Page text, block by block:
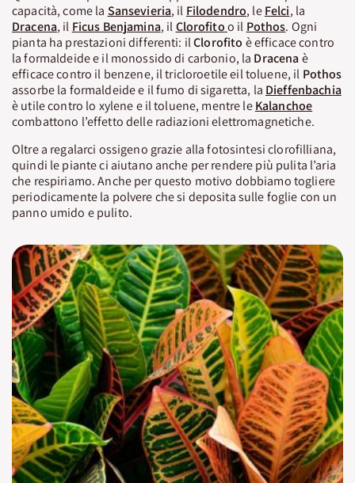
capacità, come la Sansevieria, il Filodendro, leFelci, la
Dracena, il Ficus Benjamina, ilClorofitoo il Pothos. Ogni
pianta ha prestazioni differenti: ilClorofito è efficace contro
la formaldeide e il monossido di carbonio, la Dracena è
efficace contro il benzene, il tricloroetile eil toluene, il Pothos
assorbe la formaldeide e il fumo di sigaretta, la Dieffenbachia
è utile contro lo xylene e il toluene, mentre leKalanchoe
combattono l’effetto delle radiazioni elettromagnetiche.
Oltre a regalarci ossigeno grazie alla fotosintesi clorofilliana,
quindi le piante ci aiutano anche per rendere più pulita l’aria
che respiriamo. Anche per questo motivo dobbiamo togliere
periodicamente la polvere che si deposita sulle foglie con un
panno umido e pulito.